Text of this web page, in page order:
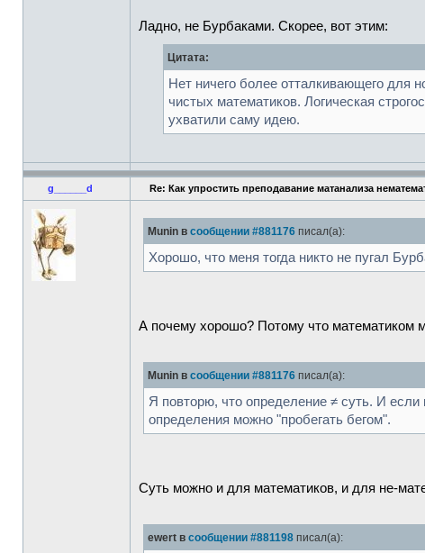
Ладно, не Бурбаками. Скорее, вот этим:
Цитата:
Нет ничего более отталкивающего для
чистых математиков. Логическая
ухватили саму идею.
g______d Re: Как упростить преподавание матанализа
Munin в сообщении #881176 писал(а):
Хорошо, что меня тогда никто не пугал
А почему хорошо? Потому что математиком
Munin в сообщении #881176 писал(а):
Я повторю, что определение ≠ суть. И
определения можно "пробегать бегом".
Суть можно и для математиков, и для не-
ewert в сообщении #881198 писал(а):